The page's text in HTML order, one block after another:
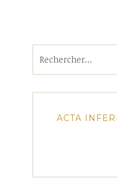
ACTA